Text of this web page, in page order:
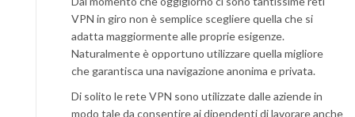
VPN in giro non è semplice scegliere quella che si
adatta maggiormente alle proprie esigenze.
Naturalmente è opportuno utilizzare quella migliore
che garantisca una navigazione anonima e privata.
Di solito le rete VPN sono utilizzate dalle aziende in
modo tale da consentire ai dipendenti di lavorare anche